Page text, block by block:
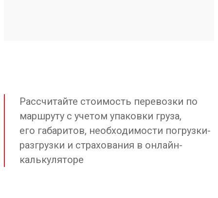
Рассчитайте стоимость перевозки по
маршруту с учетом упаковки груза,
его габаритов, необходимости погрузки-
разгрузки и страхования в онлайн-
калькуляторе